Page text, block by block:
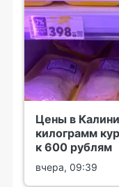
Цены в
килограмм
к 600 рублям
вчера, 09:39